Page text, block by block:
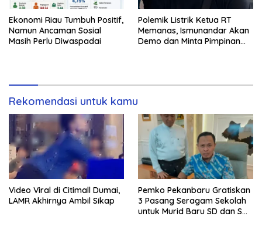
Ekonomi Riau Tumbuh Positif,
Namun Ancaman Sosial
Masih Perlu Diwaspadai
Polemik Listrik Ketua RT
Memanas, Ismunandar Akan
Demo dan Minta Pimpinan
Rekomendasi untuk kamu
Video Viral di Citimall Dumai,
LAMR Akhirnya Ambil Sikap
Pemko Pekanbaru Gratiskan
3 Pasang Seragam Sekolah
untuk Murid Baru SD dan SMP